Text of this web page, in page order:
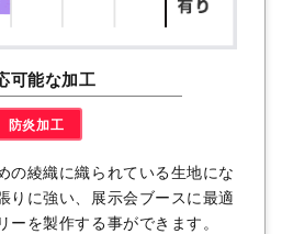
可能な加工
防炎加工
の綾織に織られている生地にな
りに強い、展示会ブースに最適
を製作する事ができます。